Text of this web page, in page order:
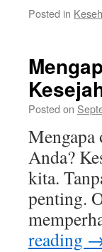
Posted in
Posted on
Mengapa
Anda?
kita.
penting.
reading